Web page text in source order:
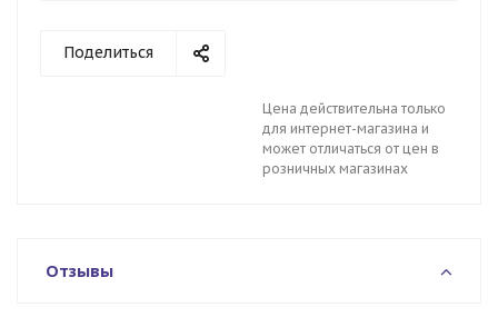
Поделиться
Цена действительна только
для интернет-магазина и
может отличаться от цен в
розничных магазинах
Отзывы